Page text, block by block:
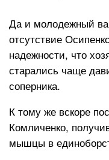
Да и молодежный
отсутствие
надежности, что
старались чаще
соперника.
К тому же вскоре
Комличенко,
мышцы в